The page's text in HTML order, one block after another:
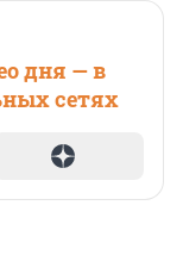
дня — в
сетях